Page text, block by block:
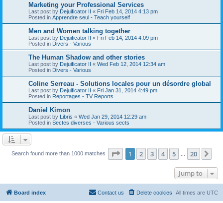
Marketing your Professional Services
Last post by Dejuificator II « Fri Feb 14, 2014 4:13 pm
Posted in Apprendre seul - Teach yourself
Men and Women talking together
Last post by Dejuificator II « Fri Feb 14, 2014 4:09 pm
Posted in Divers - Various
The Human Shadow and other stories
Last post by Dejuificator II « Wed Feb 12, 2014 12:34 am
Posted in Divers - Various
Coline Serreau - Solutions locales pour un désordre global
Last post by Dejuificator II « Fri Jan 31, 2014 4:49 pm
Posted in Reportages - TV Reports
Daniel Kimon
Last post by Libris « Wed Jan 29, 2014 12:29 am
Posted in Sectes diverses - Various sects
Search found more than 1000 matches Page 1of 20
1 2 3 4 5 20
Jump to
Board index All times are UTC
Delete cookies
Contact us